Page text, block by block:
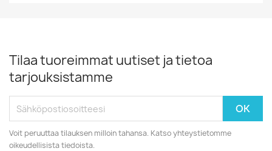
Tilaa tuoreimmat uutiset ja tietoa
tarjouksistamme
Voit peruuttaa tilauksen milloin tahansa. Katso yhteystietomme
oikeudellisista tiedoista.